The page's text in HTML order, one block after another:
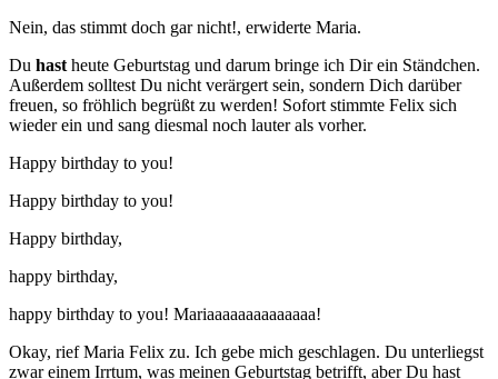
Nein, das stimmt doch gar nicht!, erwiderte Maria.
Du hast heute Geburtstag und darum bringe ich Dir ein Ständchen.
Außerdem solltest Du nicht verärgert sein, sondern Dich darüber
freuen, so fröhlich begrüßt zu werden! Sofort stimmte Felix sich
wieder ein und sang diesmal noch lauter als vorher.
Happy birthday to you!
Happy birthday to you!
Happy birthday,
happy birthday,
happy birthday to you! Mariaaaaaaaaaaaaaa!
Okay, rief Maria Felix zu. Ich gebe mich geschlagen. Du unterliegst
zwar einem Irrtum, was meinen Geburtstag betrifft, aber Du hast